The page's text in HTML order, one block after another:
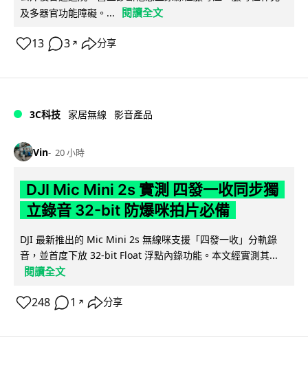
及多器官功能障礙。...
閱讀全文
13 3 ↗ 分享
3C科技 家居無線 影音產品
Vin 20 小時
DJI Mic Mini 2s 實測 四發一收同步獨
立錄音 32-bit 防爆咪拍片必備
DJI 最新推出的 Mic Mini 2s 無線咪支援「四發一收」分軌錄
音，並首度下放 32-bit Float 浮點內錄功能。本文經實測其...
閱讀全文
248 1 ↗ 分享